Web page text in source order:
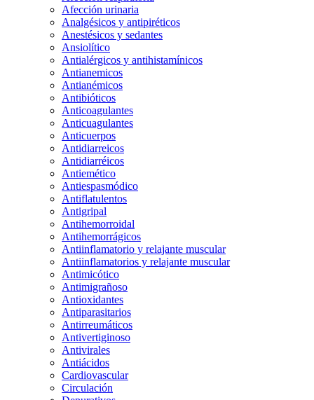
Afección urinaria
Analgésicos y antipiréticos
Anestésicos y sedantes
Ansiolítico
Antialérgicos y antihistamínicos
Antianemicos
Antianémicos
Antibióticos
Anticoagulantes
Anticuagulantes
Anticuerpos
Antidiarreicos
Antidiarréicos
Antiemético
Antiespasmódico
Antiflatulentos
Antigripal
Antihemorroidal
Antihemorrágicos
Antiinflamatorio y relajante muscular
Antiinflamatorios y relajante muscular
Antimicótico
Antimigrañoso
Antioxidantes
Antiparasitarios
Antirreumáticos
Antivertiginoso
Antivirales
Antiácidos
Cardiovascular
Circulación